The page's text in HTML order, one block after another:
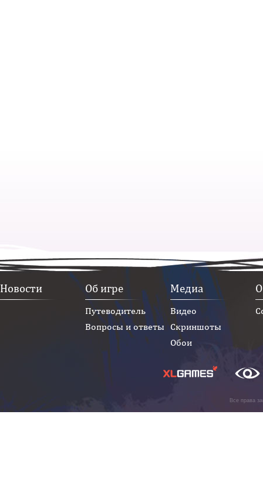
Новости Об игре
Путеводитель
Вопросы и ответы
Медиа
Видео
Скриншоты
Обои
Все права